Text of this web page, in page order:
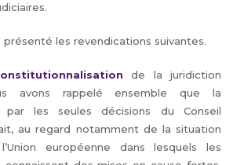
les revendications suivantes.
de la juridiction
avons rappelé ensemble que la
les seules décisions du Conseil
au regard notamment de la situation
européenne dans lesquels les